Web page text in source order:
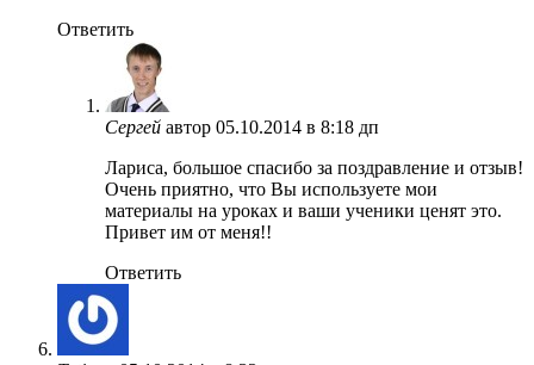
Ответить
Сергей автор 05.10.2014 в 8:18 дп
Лариса, большое спасибо за поздравление и отзыв!
Очень приятно, что Вы используете мои
материалы на уроках и ваши ученики ценят это.
Привет им от меня!!
Ответить